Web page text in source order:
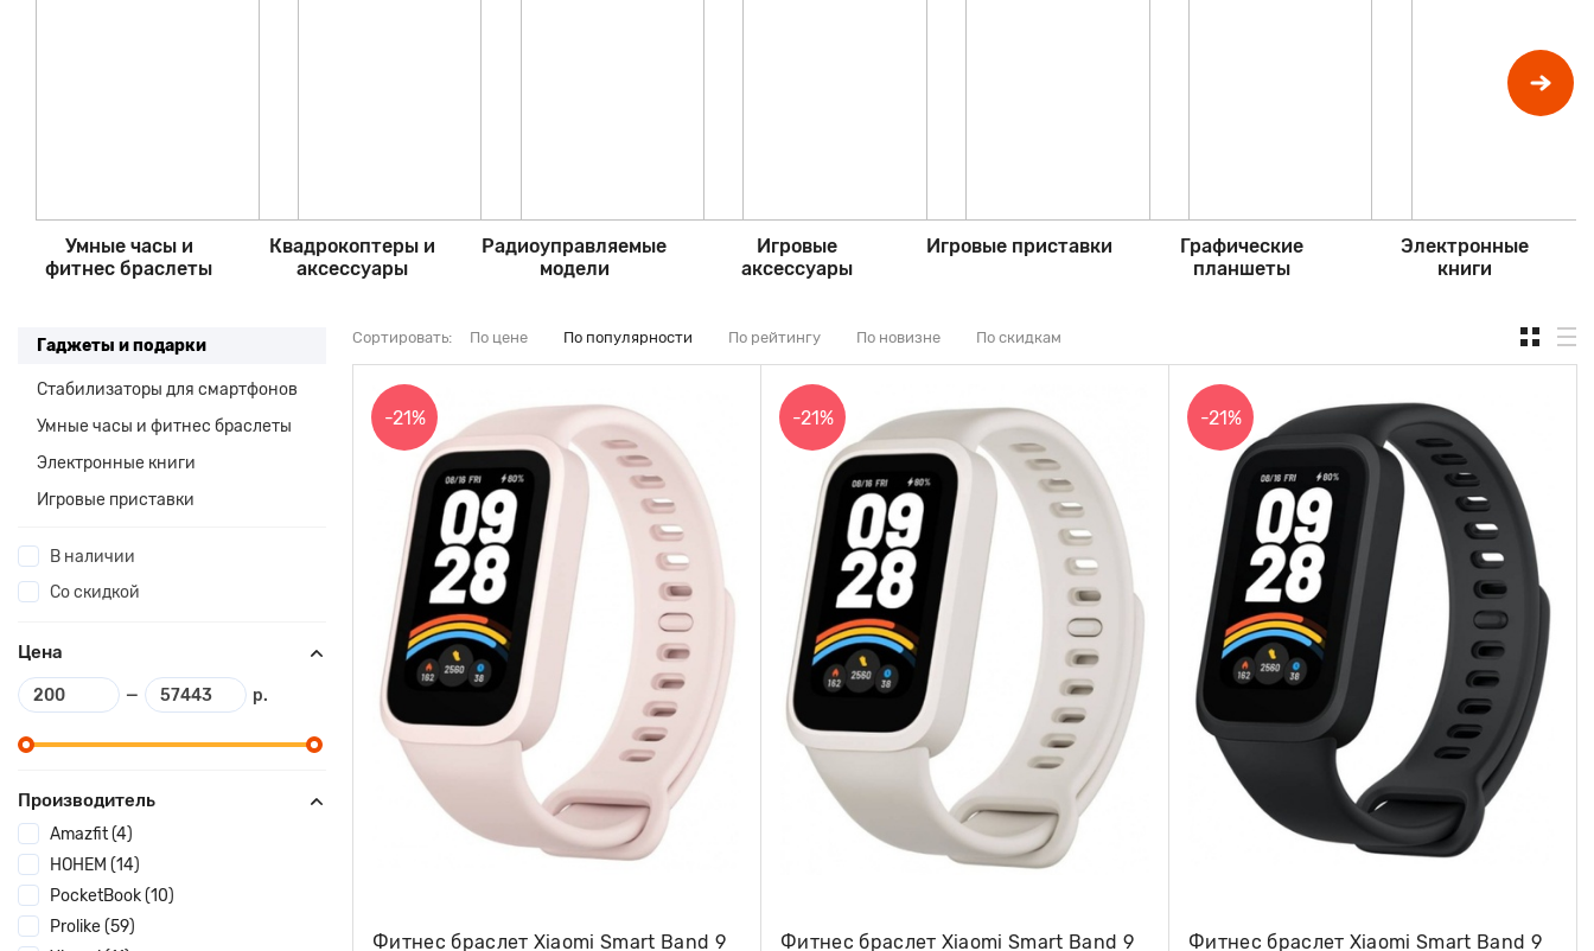
Умные часы и
фитнес браслеты
Квадрокоптеры и
аксессуары
Радиоуправляемые
модели
Игровые
аксессуары
Игровые приставки
Графические
планшеты
Электронные
книги
Гаджеты и подарки
Стабилизаторы для смартфонов
Умные часы и фитнес браслеты
Электронные книги
Игровые приставки
В наличии
Со скидкой
Цена
— р.
Производитель
Amazfit (4)
HOHEM (14)
PocketBook (10)
Prolike (59)
Сортировать: По цене По популярности По рейтингу По новизне По скидкам
-21%
Фитнес браслет Xiaomi Smart Band 9
-21%
Фитнес браслет Xiaomi Smart Band 9
-21%
Фитнес браслет Xiaomi Smart Band 9